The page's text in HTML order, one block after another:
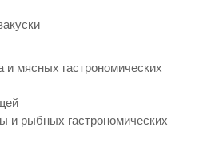
мясных гастрономических
и рыбных гастрономических